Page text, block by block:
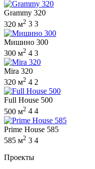
Grammy 320
320 м2 3 3
Мишино 300
300 м2 4 3
Mira 320
320 м2 4 2
Full House 500
500 м2 4 4
Prime House 585
585 м2 3 4
Проекты